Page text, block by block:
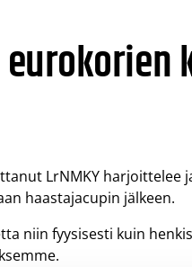
LrNMKY harjoittelee
haastajacupin jälkeen.
niin fyysisesti kuin